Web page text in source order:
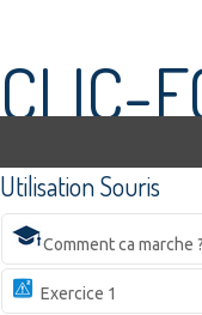
CLIC-
Utilisation Souris
Comment ca marche ?
Exercice 1